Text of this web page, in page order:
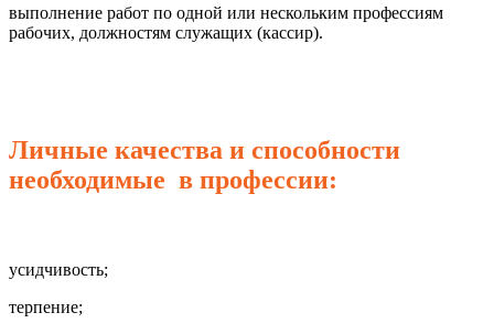
выполнение работ по одной или нескольким профессиям
рабочих, должностям служащих (кассир).
Личные качества и способности
необходимые в профессии:
усидчивость;
терпение;